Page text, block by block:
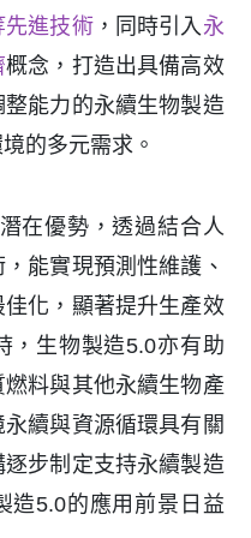
先進技術，同時引入 永
概念，打造出具備高效
能力的永續生物製造
的多元需求。
在優勢，透過結合人
能實現預測性維護、
化，顯著提升生產效
，生物製造5.0亦有助
料與其他永續生物產
續與資源循環具有關
步制定支持永續製造
造5.0的應用前景日益